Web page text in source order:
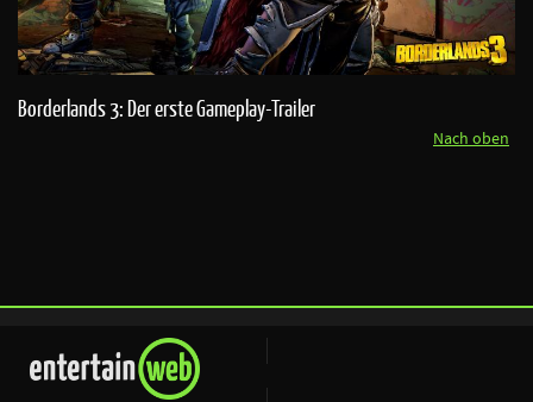
Borderlands 3: Der erste Gameplay-Trailer
Nach oben